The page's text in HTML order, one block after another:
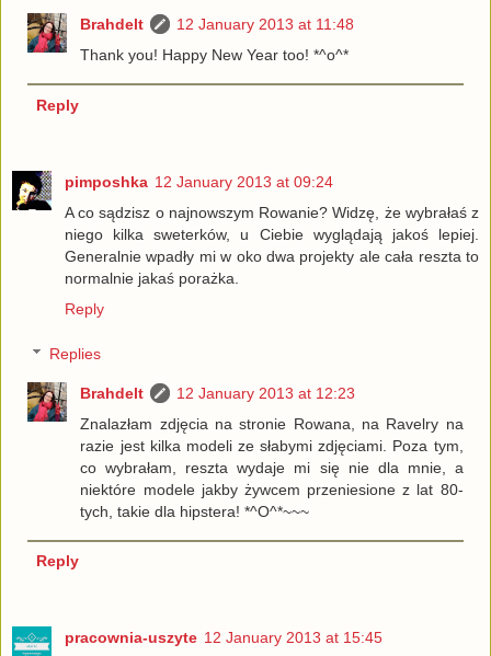
Brahdelt
12 January 2013 at 11:48
Thank you! Happy New Year too! *^o^*
Reply
pimposhka 12 January 2013 at 09:24
A co sądzisz o najnowszym Rowanie? Widzę, że wybrałaś z
niego kilka sweterków, u Ciebie wyglądają jakoś lepiej.
Generalnie wpadły mi w oko dwa projekty ale cała reszta to
normalnie jakaś porażka.
Reply
Replies
Brahdelt
12 January 2013 at 12:23
Znalazłam zdjęcia na stronie Rowana, na Ravelry na
razie jest kilka modeli ze słabymi zdjęciami. Poza tym,
co wybrałam, reszta wydaje mi się nie dla mnie, a
niektóre modele jakby żywcem przeniesione z lat 80-
tych, takie dla hipstera! *^O^*~~~
Reply
pracownia-uszyte 12 January 2013 at 15:45